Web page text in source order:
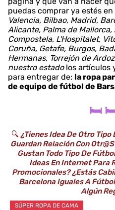
puedas comprar ya estés en
Valencia, Bilbao, Madrid,
Alicante, Palma de Mallorca,
Compostela, L'Hospitalet,
Coruña, Getafe, Burgos,
Hermanas, Torrejón de
nuestro estadolos artículos
para entregar de: la ropa
de equipo de fútbol de
🛏️
🔍 ¿Tienes Idea De Otro Tipo
Guardan Relación Con
Gustan Todo Tipo De
Ideas En Internet Para
Promocionales? ¿Estás
Barcelona Iguales A
Algún
SÚPER ROPA DE CAMA